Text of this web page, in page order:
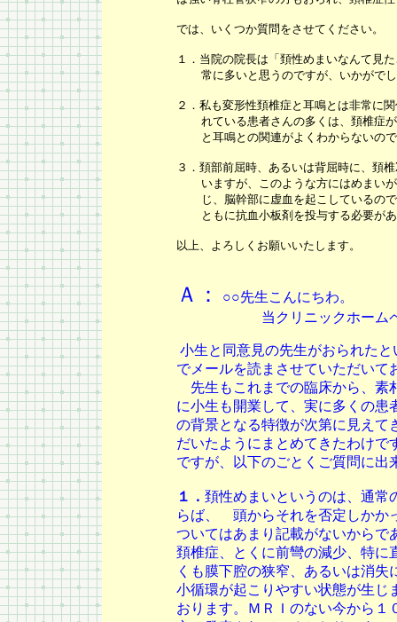
では、いくつか質問をさせてください。
１． 当院の院長は「頚性めまいなんて見
常に多いと思うのですが、いかがで
２． 私も変形性頚椎症と耳鳴とは非常に
れている患者さんの多くは、頚椎症
と耳鳴との関連がよくわからないの
３． 頚部前屈時、あるいは背屈時に、頚椎
いますが、このような方にはめまい
じ、脳幹部に虚血を起こしているの
ともに抗血小板剤を投与する必要が
以上、よろしくお願いいたします。
Ａ：
○○先生こんにちわ。
当クリニックホーム
小生と同意見の先生がおられた
でメールを読まさせていただいて
先生もこれまでの臨床から、素
に小生も開業して、実に多くの患
の背景となる特徴が次第に見えて
だいたようにまとめてきたわけで
ですが、以下のごとくご質問に出
１． 頚性めまいというのは、通常
らば、 頭からそれを否定しかか
ついてはあまり記載がないからで
頚椎症、とくに前彎の減少、特に
くも膜下腔の狭窄、あるいは消
小循環が起こりやすい状態が生じ
おります。ＭＲＩのない今から１